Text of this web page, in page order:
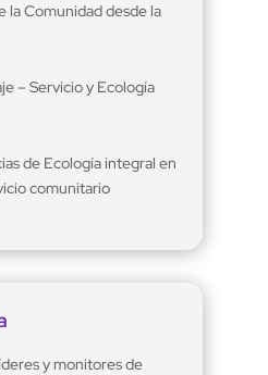
la Comunidad desde la
– Servicio y Ecología
de Ecología integral en
comunitario
y monitores de